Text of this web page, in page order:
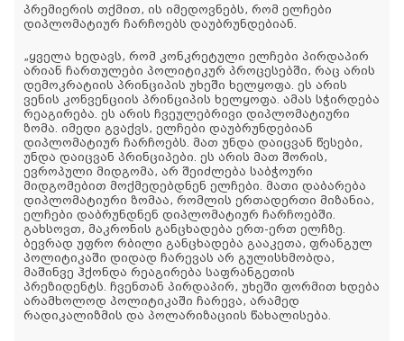
პრემიერის თქმით, ის იმედოვნებს, რომ ელჩები
დიპლომატიურ ჩარჩოებს დაუბრუნდებიან.
„ყველა ხედავს, რომ კონკრეტული ელჩები პირდაპირ
არიან ჩართულები პოლიტიკურ პროცესებში, რაც არის
დემოკრატიის პრინციპის უხეში ხელყოფა. ეს არის
ვენის კონვენციის პრინციპის ხელყოფა. ამას სჭირდება
რეაგირება. ეს არის ჩვეულებრივი დიპლომატიური
ზომა. იმედი გვაქვს, ელჩები დაუბრუნდებიან
დიპლომატიურ ჩარჩოებს. მათ უნდა დაიცვან წესები,
უნდა დაიცვან პრინციპები. ეს არის მათ შორის,
ევროპული მიდგომა, არ შეიძლება საბჭოური
მიდგომებით მოქმედებდნენ ელჩები. მათი დაბარება
დიპლომატიური ზომაა, რომლის ერთადერთი მიზანია,
ელჩები დაბრუნდნენ დიპლომატიურ ჩარჩოებში.
გახსოვთ, მაკრონის განცხადება ერთ-ერთ ელჩზე.
ბევრად უფრო რბილი განცხადება გააკეთა, ფრანგულ
პოლიტიკაში დიდად ჩარევას არ გულისხმობდა,
მაშინვე ჰქონდა რეაგირება საფრანგეთის
პრეზიდენტს. ჩვენთან პირდაპირ, უხეში ფორმით ხდება
არამხოლოდ პოლიტიკაში ჩარევა, არამედ
რადიკალიზმის და პოლარიზაციის წახალისება.